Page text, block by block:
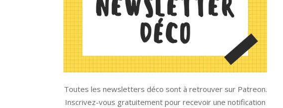
Toutes les newsletters déco sont à retrouver sur Patreon.
Inscrivez-vous gratuitement pour recevoir une notification